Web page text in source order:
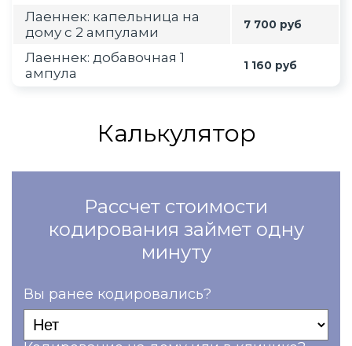
Лаеннек: капельница на
дому с 2 ампулами
7 700 руб
Лаеннек: добавочная 1
ампула
1 160 руб
Калькулятор
Рассчет стоимости
кодирования займет одну
минуту
Вы ранее кодировались?